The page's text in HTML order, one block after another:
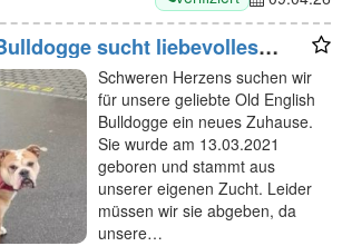
sucht liebevolles
Schweren Herzens suchen wir
für unsere geliebte Old English
Bulldogge ein neues Zuhause.
Sie wurde am 13.03.2021
geboren und stammt aus
unserer eigenen Zucht. Leider
müssen wir sie abgeben, da
unsere…